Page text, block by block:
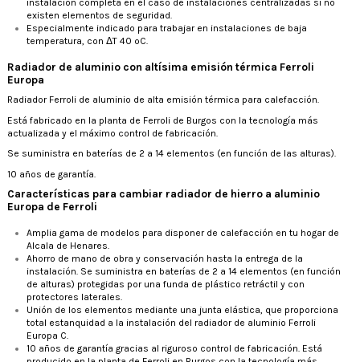
instalación completa en el caso de instalaciones centralizadas si no
existen elementos de seguridad.
Especialmente indicado para trabajar en instalaciones de baja
temperatura, con ΔT 40 ºC.
Radiador de aluminio con altísima emisión térmica Ferroli
Europa
Radiador Ferroli de aluminio de alta emisión térmica para calefacción.
Está fabricado en la planta de Ferroli de Burgos con la tecnología más
actualizada y el máximo control de fabricación.
Se suministra en baterías de 2 a 14 elementos (en función de las alturas).
10 años de garantía.
Características para cambiar radiador de hierro a aluminio
Europa de Ferroli
Amplia gama de modelos para disponer de calefacción en tu hogar de
Alcala de Henares.
Ahorro de mano de obra y conservación hasta la entrega de la
instalación. Se suministra en baterías de 2 a 14 elementos (en función
de alturas) protegidas por una funda de plástico retráctil y con
protectores laterales.
Unión de los elementos mediante una junta elástica, que proporciona
total estanquidad a la instalación del radiador de aluminio Ferroli
Europa C.
10 años de garantía gracias al riguroso control de fabricación. Está